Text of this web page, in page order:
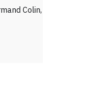
Colin,